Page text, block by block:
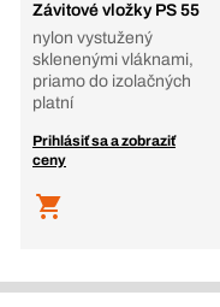
Závitové vložky PS 55
nylon vystužený
sklenenými vláknami,
priamo do izolačných
platní
Prihlásiť sa a zobraziť
ceny